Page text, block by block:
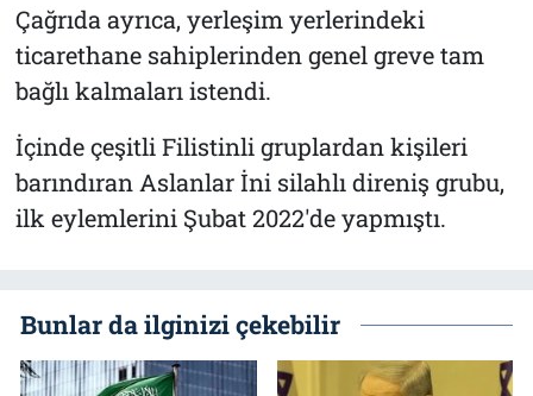
Çağrıda ayrıca, yerleşim yerlerindeki
ticarethane sahiplerinden genel greve tam
bağlı kalmaları istendi.
İçinde çeşitli Filistinli gruplardan kişileri
barındıran Aslanlar İni silahlı direniş grubu,
ilk eylemlerini Şubat 2022'de yapmıştı.
Bunlar da ilginizi çekebilir